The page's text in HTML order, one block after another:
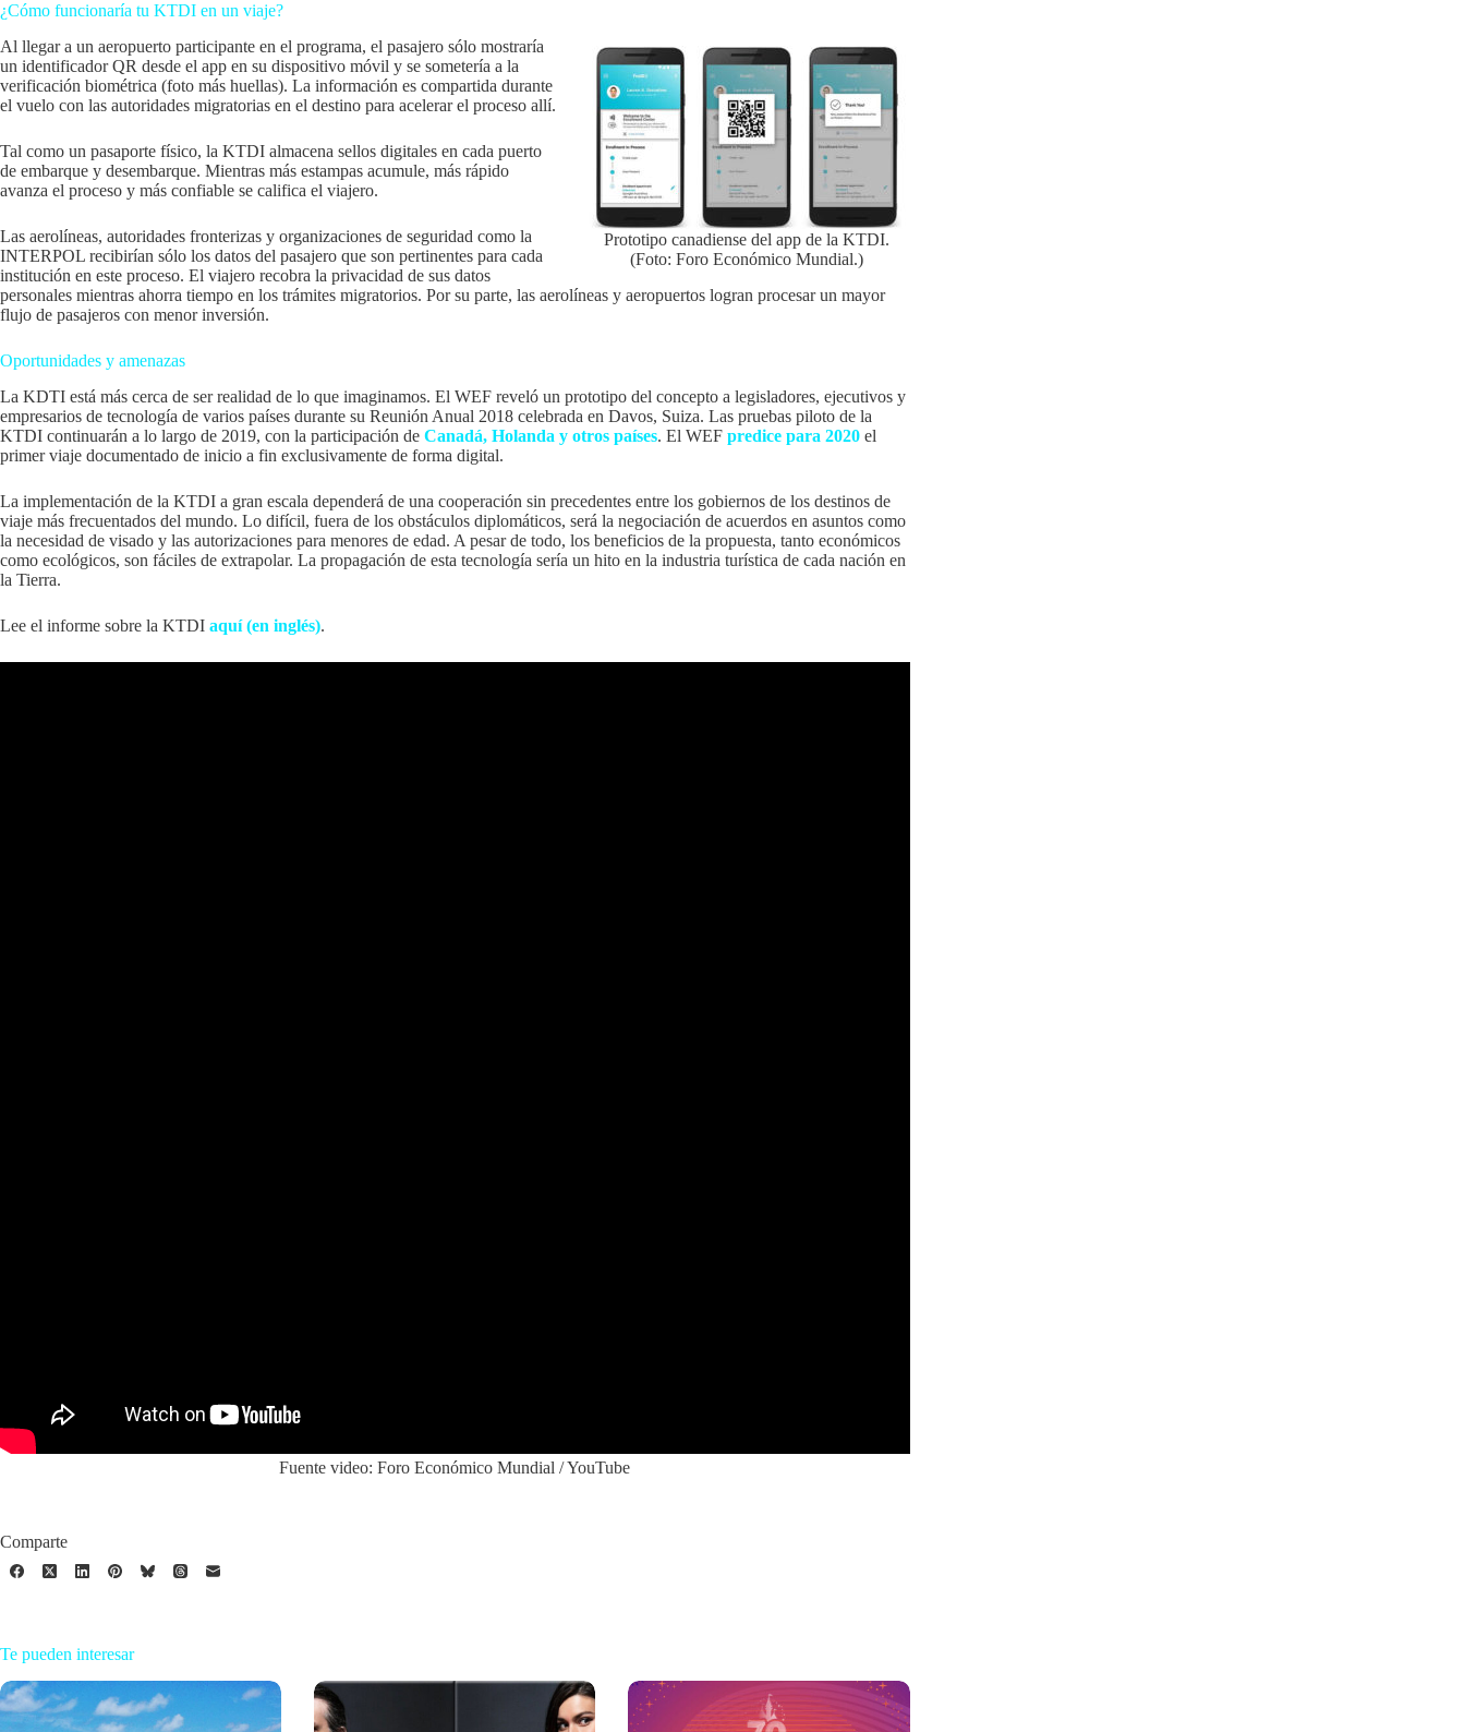
¿Cómo funcionaría tu KTDI en un viaje?
Prototipo canadiense del app de la KTDI.
(Foto: Foro Económico Mundial.)
Al llegar a un aeropuerto participante en el programa, el pasajero sólo mostraría
un identificador QR desde el app en su dispositivo móvil y se sometería a la
verificación biométrica (foto más huellas). La información es compartida durante
el vuelo con las autoridades migratorias en el destino para acelerar el proceso allí.
Tal como un pasaporte físico, la KTDI almacena sellos digitales en cada puerto
de embarque y desembarque. Mientras más estampas acumule, más rápido
avanza el proceso y más confiable se califica el viajero.
Las aerolíneas, autoridades fronterizas y organizaciones de seguridad como la
INTERPOL recibirían sólo los datos del pasajero que son pertinentes para cada
institución en este proceso. El viajero recobra la privacidad de sus datos
personales mientras ahorra tiempo en los trámites migratorios. Por su parte, las aerolíneas y aeropuertos logran procesar un mayor
flujo de pasajeros con menor inversión.
Oportunidades y amenazas
La KDTI está más cerca de ser realidad de lo que imaginamos. El WEF reveló un prototipo del concepto a legisladores, ejecutivos y
empresarios de tecnología de varios países durante su Reunión Anual 2018 celebrada en Davos, Suiza. Las pruebas piloto de la
KTDI continuarán a lo largo de 2019, con la participación de Canadá, Holanda y otros países. El WEF predice para 2020 el
primer viaje documentado de inicio a fin exclusivamente de forma digital.
La implementación de la KTDI a gran escala dependerá de una cooperación sin precedentes entre los gobiernos de los destinos de
viaje más frecuentados del mundo. Lo difícil, fuera de los obstáculos diplomáticos, será la negociación de acuerdos en asuntos como
la necesidad de visado y las autorizaciones para menores de edad. A pesar de todo, los beneficios de la propuesta, tanto económicos
como ecológicos, son fáciles de extrapolar. La propagación de esta tecnología sería un hito en la industria turística de cada nación en
la Tierra.
Lee el informe sobre la KTDI aquí (en inglés).
Fuente video: Foro Económico Mundial / YouTube
Comparte
Te pueden interesar